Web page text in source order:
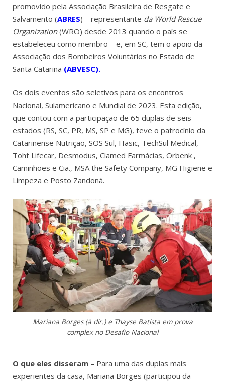
promovido pela Associação Brasileira de Resgate e
Salvamento (ABRES) – representante da World Rescue
Organization(WRO) desde 2013 quando o país se
estabeleceu como membro – e, em SC, tem o apoio da
Associação dos Bombeiros Voluntários no Estado de
Santa Catarina (ABVESC).
Os dois eventos são seletivos para os encontros
Nacional, Sulamericano e Mundial de 2023. Esta edição,
que contou com a participação de 65 duplas de seis
estados (RS, SC, PR, MS, SP e MG), teve o patrocínio da
Catarinense Nutrição, SOS Sul, Hasic, TechSul Medical,
Toht Lifecar, Desmodus, Clamed Farmácias, Orbenk ,
Caminhões e Cia., MSA the Safety Company, MG Higiene e
Limpeza e Posto Zandoná.
Mariana Borges (à dir.) e Thayse Batista em prova
complex no Desafio Nacional
O que eles disseram – Para uma das duplas mais
experientes da casa, Mariana Borges (participou da